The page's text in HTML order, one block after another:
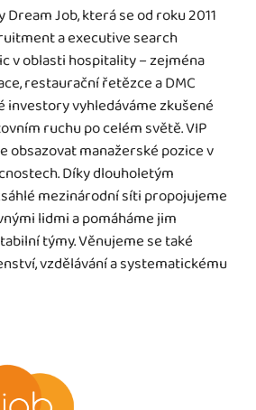
Job, která se od roku 2011
a executive search
v oblasti hospitality – zejména
restaurační řetězce a DMC
investory vyhledáváme zkušené
ruchu po celém světě. VIP
obsazovat manažerské pozice v
Díky dlouholetým
mezinárodní síti propojujeme
lidmi a pomáháme jim
týmy. Věnujeme se také
vzdělávání a systematickému